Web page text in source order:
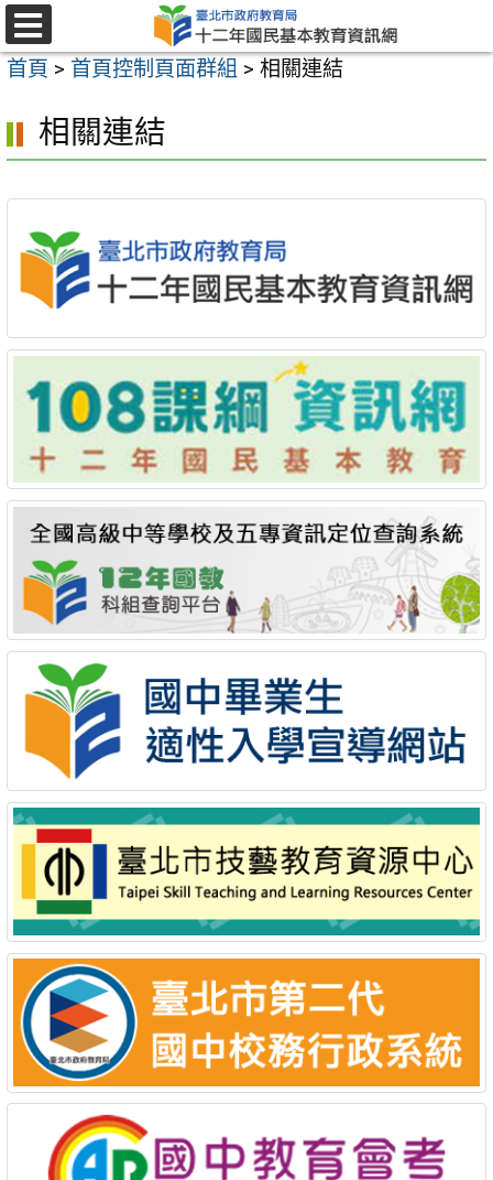
跳
至
主
內
選
單
首頁 > 首頁控制頁面群組 > 相關連結
相關連結